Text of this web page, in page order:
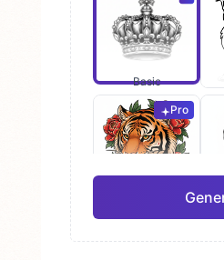
Basic
Pro
Japanisch